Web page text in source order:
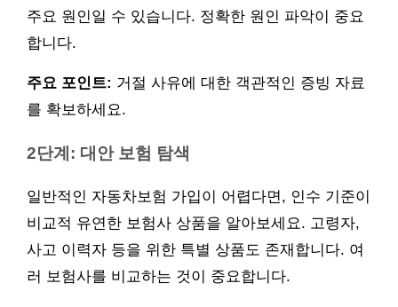
주요 원인일 수 있습니다. 정확한 원인 파악이 중요
합니다.
주요 포인트: 거절 사유에 대한 객관적인 증빙 자료
를 확보하세요.
2단계: 대안 보험 탐색
일반적인 자동차보험 가입이 어렵다면, 인수 기준이
비교적 유연한 보험사 상품을 알아보세요. 고령자,
사고 이력자 등을 위한 특별 상품도 존재합니다. 여
러 보험사를 비교하는 것이 중요합니다.